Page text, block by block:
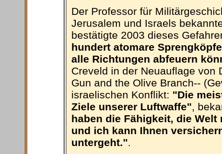
Der Professor für
Jerusalem und Israels
bestätigte 2003 dieses
hundert atomare
alle Richtungen abfeuern
Creveld in der Neuauflage von
Gun and the Olive Branch--
israelischen Konflikt: "Die
Ziele unserer Luftwaffe",
haben die Fähigkeit, die
und ich kann Ihnen
untergeht.".